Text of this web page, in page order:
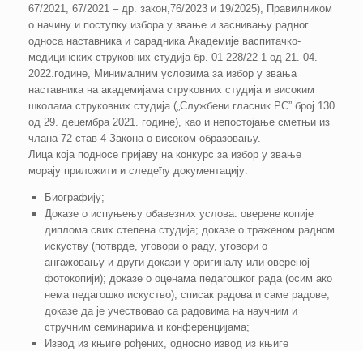
67/2021, 67/2021 – др. закон,76/2023 и 19/2025), Правилником
о начину и поступку избора у звање и заснивању радног
односа наставника и сарадника Академије васпитачко-
медицинских струковних студија бр. 01-228/22-1 од 21. 04.
2022.године, Минималним условима за избор у звања
наставника на академијама струковних студија и високим
школама струковних студија („Службени гласник РС” број 130
од 29. децембра 2021. године), као и непостојање сметњи из
члана 72 став 4 Закона о високом образовању.
Лица која подносе пријаву на конкурс за избор у звање
морају приложити и следећу документацију:
Биографију;
Доказе о испуњењу обавезних услова: оверене копије
диплома свих степена студија; доказе о траженом радном
искуству (потврде, уговори о раду, уговори о
ангажовању и други докази у оригиналу или овереној
фотокопији); доказе о оценама педагошког рада (осим ако
нема педагошко искуство); списак радова и саме радове;
доказе да је учествовао са радовима на научним и
стручним семинарима и конференцијама;
Извод из књиге рођених, односно извод из књиге